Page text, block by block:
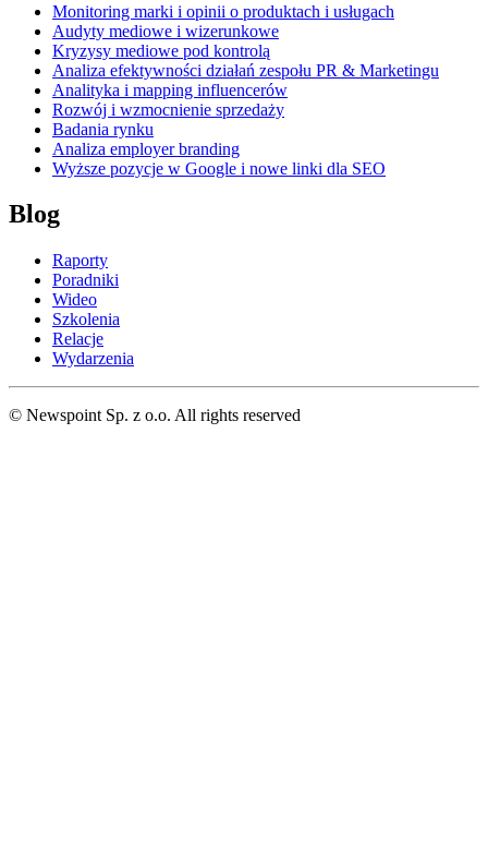
Monitoring marki i opinii o produktach i usługach
Audyty mediowe i wizerunkowe
Kryzysy mediowe pod kontrolą
Analiza efektywności działań zespołu PR & Marketingu
Analityka i mapping influencerów
Rozwój i wzmocnienie sprzedaży
Badania rynku
Analiza employer branding
Wyższe pozycje w Google i nowe linki dla SEO
Blog
Raporty
Poradniki
Wideo
Szkolenia
Relacje
Wydarzenia
© Newspoint Sp. z o.o. All rights reserved